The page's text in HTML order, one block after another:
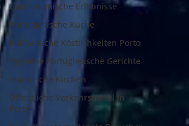
Gastronomische Erlebnisse
Portugiesische Küche
Kulinarische Köstlichkeiten Porto
Typische Portugiesische Gerichte
Historische Kirchen
Öffentliche Verkehrsmittel in
Porto